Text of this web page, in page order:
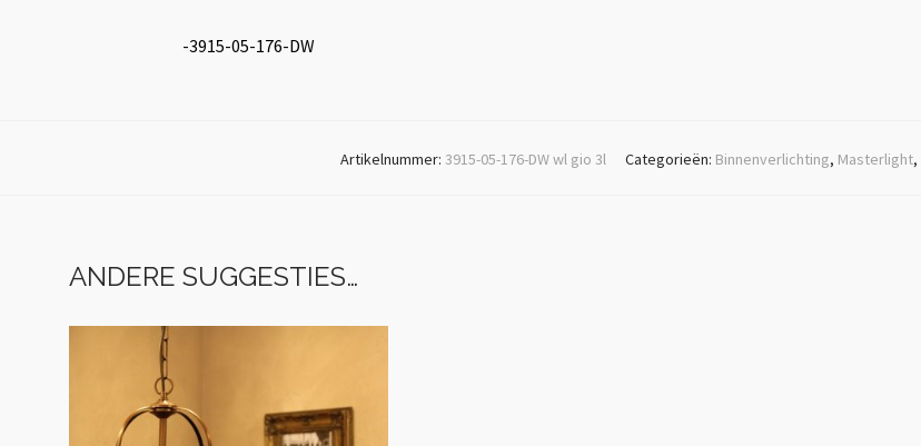
-3915-05-176-DW
Artikelnummer: 3915-05-176-DW wl gio 3l Categorieën: Binnenverlichting, Masterlight,
ANDERE SUGGESTIES…